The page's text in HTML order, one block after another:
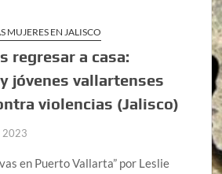
MUJERES EN JALISCO
regresar a casa:
jóvenes vallartenses
violencias (Jalisco)
2023
en Puerto Vallarta” por Leslie